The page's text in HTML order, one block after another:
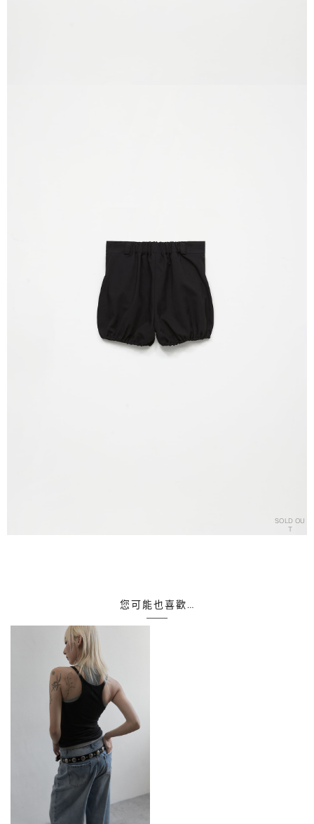
SOLD OU
T
您可能也喜歡…